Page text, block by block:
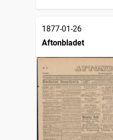
1877-01-26
Aftonbladet